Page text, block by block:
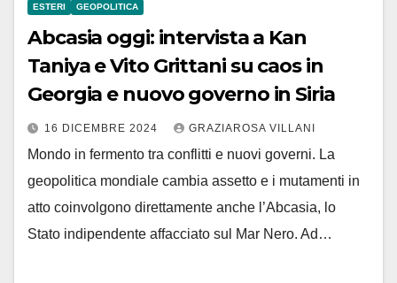
ESTERI GEOPOLITICA
Abcasia oggi: intervista a Kan
Taniya e Vito Grittani su caos in
Georgia e nuovo governo in Siria
16 DICEMBRE 2024 GRAZIAROSA VILLANI
Mondo in fermento tra conflitti e nuovi governi. La
geopolitica mondiale cambia assetto e i mutamenti in
atto coinvolgono direttamente anche l’Abcasia, lo
Stato indipendente affacciato sul Mar Nero. Ad…